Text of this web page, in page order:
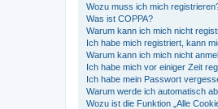
Wozu muss ich mich
Was ist COPPA?
Warum kann ich mich nicht
Ich habe mich registriert, kann
Warum kann ich mich nicht
Ich habe mich vor einiger Zeit
Ich habe mein Passwort
Warum werde ich automatisch
Wozu ist die Funktion „Alle